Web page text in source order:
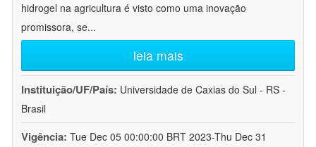
hidrogel na agricultura é visto como uma inovação
promissora, se...
leia mais
Instituição/UF/País: Universidade de Caxias do Sul - RS -
Brasil
Vigência: Tue Dec 05 00:00:00 BRT 2023-Thu Dec 31